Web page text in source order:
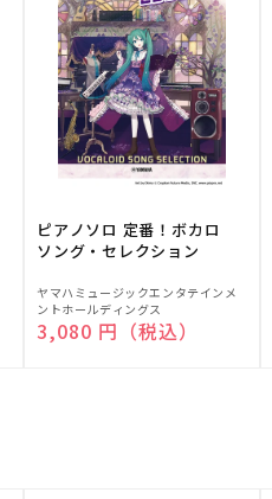
ピアノソロ 定番！ボカロ
ソング・セレクション
販
売
元:
ヤマハミュージックエンタテインメ
ントホールディングス
通常価格
3,080 円（税込）